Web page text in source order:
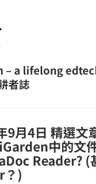
– a lifelong
者誌
9月4日 精選文
中的文
Reader? (
？)